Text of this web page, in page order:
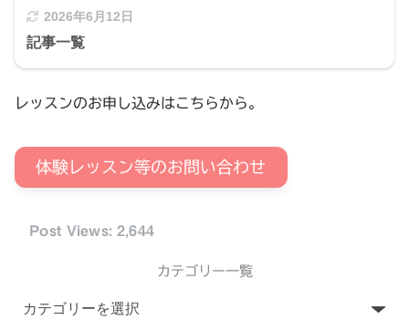
2026年6月12日
記事一覧
レッスンのお申し込みはこちらから。
体験レッスン等のお問い合わせ
Post Views: 2,644
カテゴリー一覧